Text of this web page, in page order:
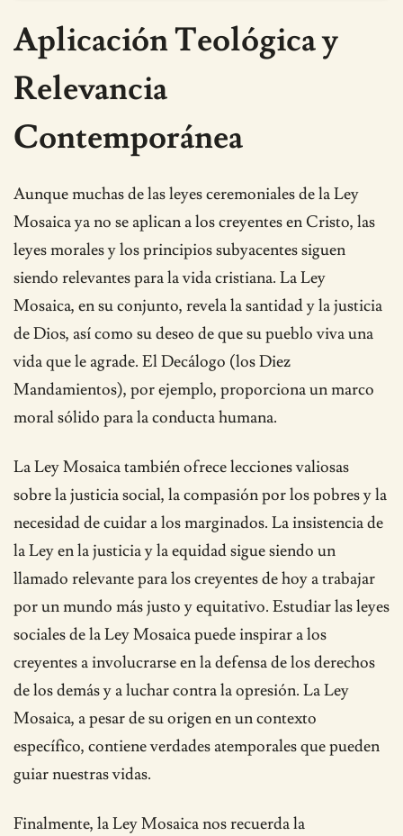
Aplicación Teológica y
Relevancia
Contemporánea
Aunque muchas de las leyes ceremoniales de la Ley
Mosaica ya no se aplican a los creyentes en Cristo, las
leyes morales y los principios subyacentes siguen
siendo relevantes para la vida cristiana. La Ley
Mosaica, en su conjunto, revela la santidad y la justicia
de Dios, así como su deseo de que su pueblo viva una
vida que le agrade. El Decálogo (los Diez
Mandamientos), por ejemplo, proporciona un marco
moral sólido para la conducta humana.
La Ley Mosaica también ofrece lecciones valiosas
sobre la justicia social, la compasión por los pobres y la
necesidad de cuidar a los marginados. La insistencia de
la Ley en la justicia y la equidad sigue siendo un
llamado relevante para los creyentes de hoy a trabajar
por un mundo más justo y equitativo. Estudiar las leyes
sociales de la Ley Mosaica puede inspirar a los
creyentes a involucrarse en la defensa de los derechos
de los demás y a luchar contra la opresión. La Ley
Mosaica, a pesar de su origen en un contexto
específico, contiene verdades atemporales que pueden
guiar nuestras vidas.
Finalmente, la Ley Mosaica nos recuerda la